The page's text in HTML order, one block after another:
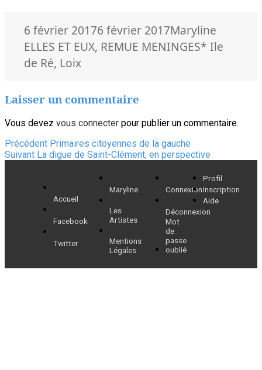
Publié
le
6 février 20176 février 2017Auteur
Maryline
ELLES ET EUX, REMUE MENINGESMots-
* Ile
de Ré, Loix
Laisser un commentaire
Vous devez vous connecter pour publier un commentaire.
Navigation
de
l’article
Précédent Article
précédent :
Primaires citoyennes de la gauche
Suivant Article
La digue de Saint-Clément, en perspective
Accueil
Facebook
Twitter
Maryline
Les
Artistes
Mentions
Légales
Connexion
Déconnexion
Mot
de
passe
oublié
Profil
Inscription
Aide